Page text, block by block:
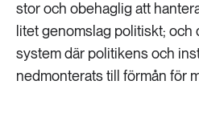
stor och obehaglig att
litet genomslag politiskt;
system där politikens och
nedmonterats till förmån för